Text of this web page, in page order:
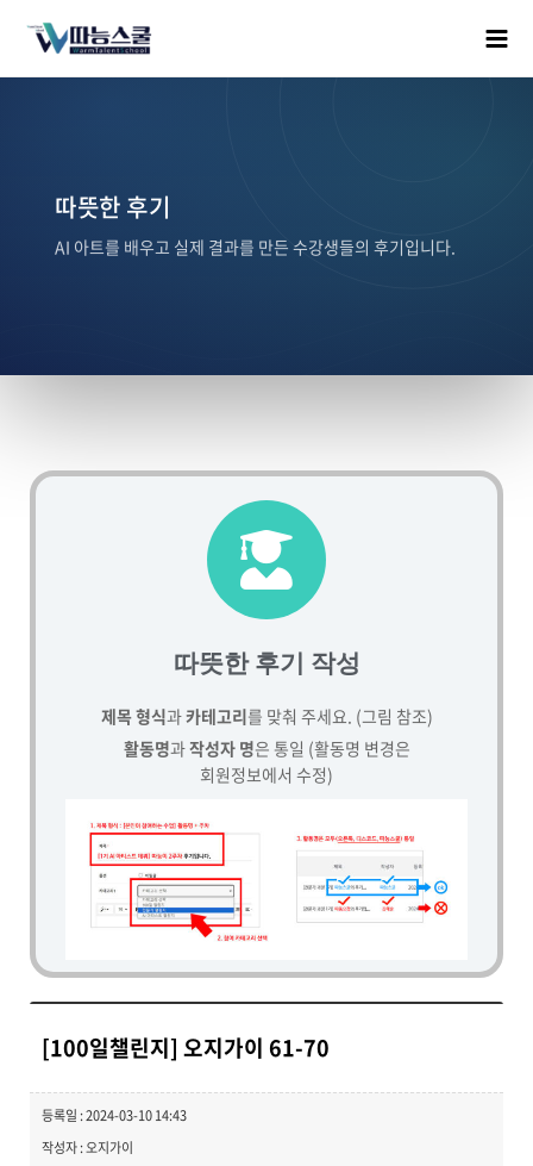
따뜻한 후기
AI 아트를 배우고 실제 결과를 만든 수강생들의 후기입니다.
따뜻한 후기 작성
제목 형식과카테고리를 맞춰 주세요. (그림 참조)
활동명과작성자 명은 통일 (활동명 변경은
회원정보에서 수정)
[100일챌린지] 오지가이 61-70
등록일 : 2024-03-10 14:43
작성자 : 오지가이